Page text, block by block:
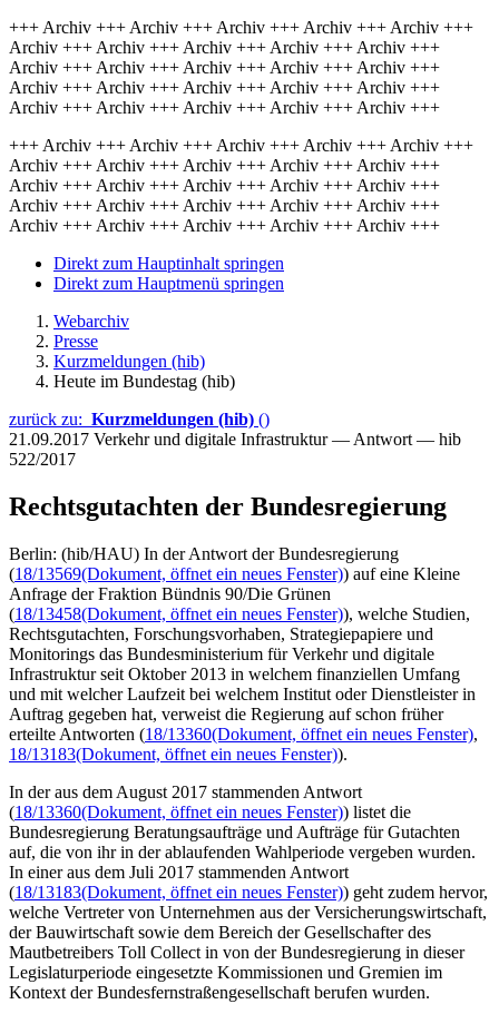
+++ Archiv +++ Archiv +++ Archiv +++ Archiv +++ Archiv +++
Archiv +++ Archiv +++ Archiv +++ Archiv +++ Archiv +++
Archiv +++ Archiv +++ Archiv +++ Archiv +++ Archiv +++
Archiv +++ Archiv +++ Archiv +++ Archiv +++ Archiv +++
Archiv +++ Archiv +++ Archiv +++ Archiv +++ Archiv +++
+++ Archiv +++ Archiv +++ Archiv +++ Archiv +++ Archiv +++
Archiv +++ Archiv +++ Archiv +++ Archiv +++ Archiv +++
Archiv +++ Archiv +++ Archiv +++ Archiv +++ Archiv +++
Archiv +++ Archiv +++ Archiv +++ Archiv +++ Archiv +++
Archiv +++ Archiv +++ Archiv +++ Archiv +++ Archiv +++
Direkt zum Hauptinhalt springen
Direkt zum Hauptmenü springen
Webarchiv
Presse
Kurzmeldungen (hib)
Heute im Bundestag (hib)
zurück zu: Kurzmeldungen (hib) ()
21.09.2017 Verkehr und digitale Infrastruktur — Antwort — hib
522/2017
Rechtsgutachten der Bundesregierung
Berlin: (hib/HAU) In der Antwort der Bundesregierung
(18/13569(Dokument, öffnet ein neues Fenster)) auf eine Kleine
Anfrage der Fraktion Bündnis 90/Die Grünen
(18/13458(Dokument, öffnet ein neues Fenster)), welche Studien,
Rechtsgutachten, Forschungsvorhaben, Strategiepapiere und
Monitorings das Bundesministerium für Verkehr und digitale
Infrastruktur seit Oktober 2013 in welchem finanziellen Umfang
und mit welcher Laufzeit bei welchem Institut oder Dienstleister in
Auftrag gegeben hat, verweist die Regierung auf schon früher
erteilte Antworten (18/13360(Dokument, öffnet ein neues Fenster),
18/13183(Dokument, öffnet ein neues Fenster)).
In der aus dem August 2017 stammenden Antwort
(18/13360(Dokument, öffnet ein neues Fenster)) listet die
Bundesregierung Beratungsaufträge und Aufträge für Gutachten
auf, die von ihr in der ablaufenden Wahlperiode vergeben wurden.
In einer aus dem Juli 2017 stammenden Antwort
(18/13183(Dokument, öffnet ein neues Fenster)) geht zudem hervor,
welche Vertreter von Unternehmen aus der Versicherungswirtschaft,
der Bauwirtschaft sowie dem Bereich der Gesellschafter des
Mautbetreibers Toll Collect in von der Bundesregierung in dieser
Legislaturperiode eingesetzte Kommissionen und Gremien im
Kontext der Bundesfernstraßengesellschaft berufen wurden.